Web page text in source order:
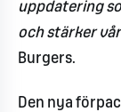
uppdatering
och stärker
Burgers.
Den nya